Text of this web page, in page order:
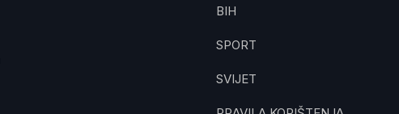
BIH
SPORT
SVIJET